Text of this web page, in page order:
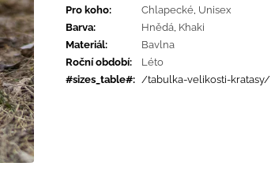
Pro koho: Chlapecké Unisex
Barva: Hnědá Khaki
Materiál:
Bavlna
Roční období:
Léto
#sizes_table#: /tabulka-velikosti-kratasy/